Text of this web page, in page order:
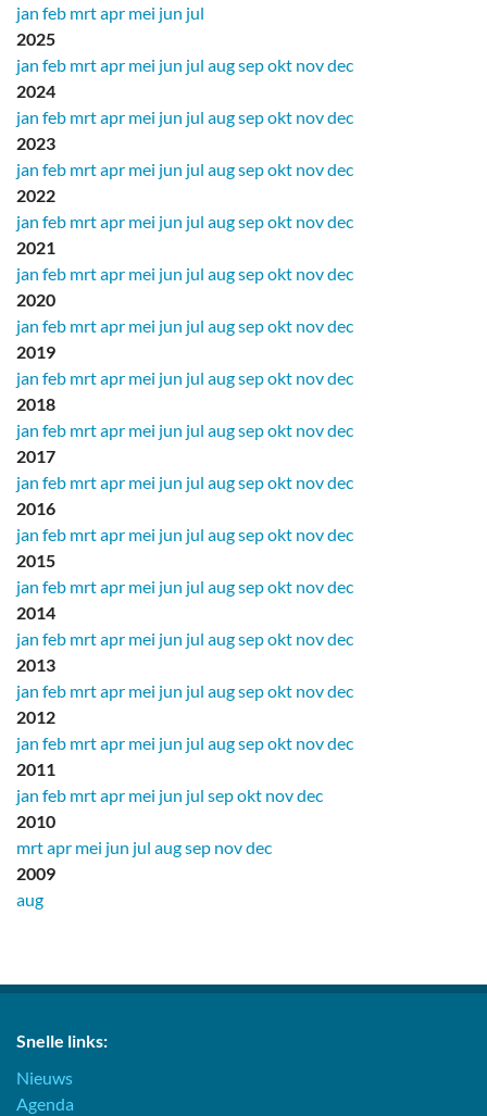
jan feb mrtapr mei jun jul
2025
jan feb mrtapr mei jun jul augsepokt novdec
2024
jan feb mrtapr mei jun jul augsepokt novdec
2023
jan feb mrtapr mei jun jul augsepokt novdec
2022
jan feb mrtapr mei jun jul augsepokt novdec
2021
jan feb mrtapr mei jun jul augsepokt novdec
2020
jan feb mrtapr mei jun jul augsepokt novdec
2019
jan feb mrtapr mei jun jul augsepokt novdec
2018
jan feb mrtapr mei jun jul augsepokt novdec
2017
jan feb mrtapr mei jun jul augsepokt novdec
2016
jan feb mrtapr mei jun jul augsepokt novdec
2015
jan feb mrtapr mei jun jul augsepokt novdec
2014
jan feb mrtapr mei jun jul augsepokt novdec
2013
jan feb mrtapr mei jun jul augsepokt novdec
2012
jan feb mrtapr mei jun jul augsepokt novdec
2011
jan feb mrtapr mei jun jul sepokt novdec
2010
mrtapr mei jun jul augsep novdec
2009
aug
Snelle links:
Nieuws
Agenda